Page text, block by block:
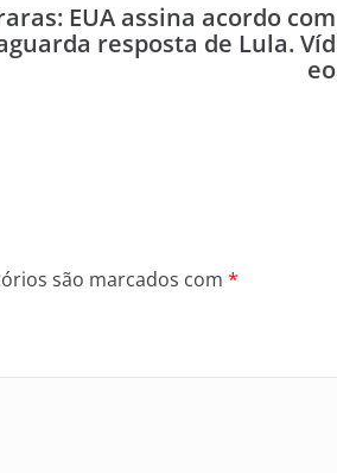
EUA assina acordo com
resposta de Lula. Víd
eo
são marcados com *